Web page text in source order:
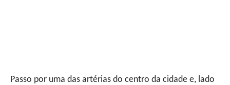
Passo por uma das artérias do centro da cidade e, lado